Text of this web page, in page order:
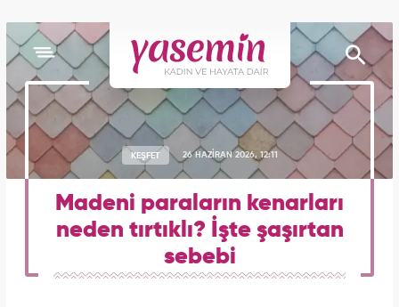
KEŞFET 26 HAZİRAN 2026, 12:11
Madeni paraların kenarları
neden tırtıklı? İşte şaşırtan
sebebi